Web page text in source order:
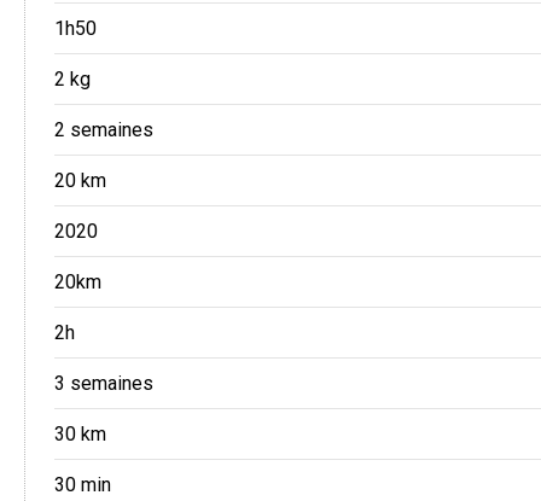
1h50
2 kg
2 semaines
20 km
2020
20km
2h
3 semaines
30 km
30 min